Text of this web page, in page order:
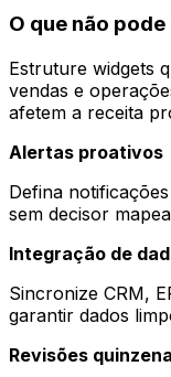
O que não
Estruture widgets
vendas e
afetem a receita
Alertas proativos
Defina
sem decisor
Integração de
Sincronize CRM,
garantir dados
Revisões